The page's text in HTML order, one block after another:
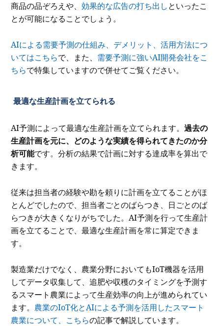
商品の品ぞろえや、効果的な広告の打ち出しといったこ
とが可能になることでしょう。
AIによる需要予測の仕組み、デメリット、活用方法につ
いてはこちらで、また、 需要予測に強いAI開発会社をこ
ちらで特集していますので併せてご覧ください。
最適な生産計画を立てられる
AI予測によって最適な生産計画を立てられます。過去の
生産計画を元に、どのような実績を得られてきたのか分
析可能です。分析の結果で計画に対する達成率を算出で
きます。
従来は担当者の経験や勘を頼りに計画を立てることがほ
とんどでしたので、担当者ごとのばらつき、日ごとのば
らつきが大きくなりがちでした。AI予測を行って生産計
画を立てることで、最適な生産計画を常に算定できま
す。
製造業だけでなく、農業分野においてもIoT機器を活用
してデータ収集して、追肥や収穫のタイミングを予測す
るスマート農業によって生産効率の向上が進められてい
ます。 農業のIoT化とAIによる予測を活用したスマート
農業について、こちらの記事で解説しています。